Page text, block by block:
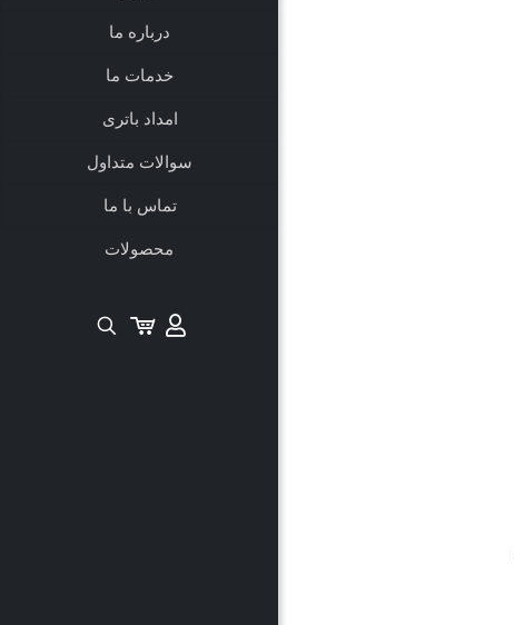
درباره ما
خدمات ما
امداد باتری
سوالات متداول
تماس با ما
محصولات